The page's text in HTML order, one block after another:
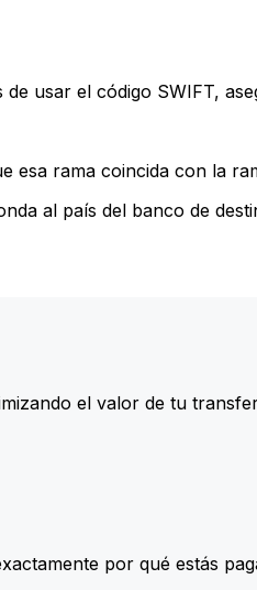
usar el código SWIFT,
esa rama coincida con la
al país del banco de
el valor de tu
por qué estás